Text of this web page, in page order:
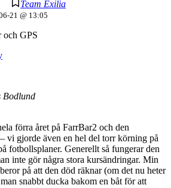
Team Exilia
21 @ 13:05
och GPS
Bodlund
förra året på FarrBar2 och den
vi gjorde även en hel del torr körning på
fotbollsplaner. Generellt så fungerar den
inte gör några stora kursändringar. Min
på att den död räknar (om det nu heter
snabbt ducka bakom en båt för att